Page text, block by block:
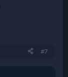
#7